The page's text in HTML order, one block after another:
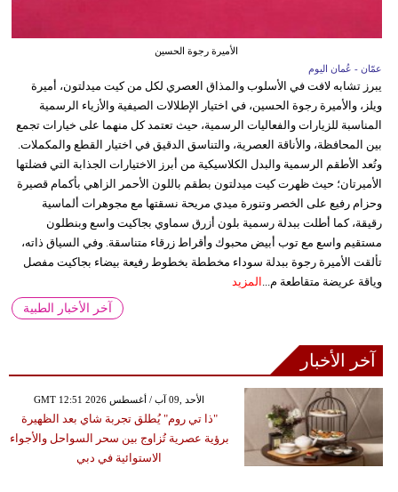
الأميرة رجوة الحسين
عمّان - عُمان اليوم
يبرز تشابه لافت في الأسلوب والمذاق العصري لكل من كيت ميدلتون، أميرة
ويلز، والأميرة رجوة الحسين، في اختيار الإطلالات الصيفية والأزياء الرسمية
المناسبة للزيارات والفعاليات الرسمية، حيث تعتمد كل منهما على خيارات تجمع
بين المحافظة، والأناقة العصرية، والتناسق الدقيق في اختيار القطع والمكملات.
وتُعد الأطقم الرسمية والبدل الكلاسيكية من أبرز الاختيارات الجذابة التي فضلتها
الأميرتان؛ حيث ظهرت كيت ميدلتون بطقم باللون الأحمر الزاهي بأكمام قصيرة
وحزام رفيع على الخصر وتنورة ميدي مريحة نسقتها مع مجوهرات ألماسية
رقيقة، كما أطلت ببدلة رسمية بلون أزرق سماوي بجاكيت واسع وبنطلون
مستقيم واسع مع توب أبيض محبوك وأقراط زرقاء متناسقة. وفي السياق ذاته،
تألقت الأميرة رجوة ببدلة سوداء مخططة بخطوط رفيعة بيضاء بجاكيت مفصل
وياقة عريضة متقاطعة م... المزيد
آخر الأخبار الطبية
آخر الأخبار
GMT 12:51 2026 الأحد ,09 آب / أغسطس
"ذا تي روم" يُطلق تجربة شاي بعد الظهيرة
برؤية عصرية تُزاوج بين سحر السواحل والأجواء
الاستوائية في دبي